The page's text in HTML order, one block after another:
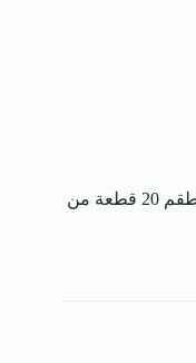
فلاتر فوهة صنبور المياه (مهويات خلاط) – طقم 20 قطعة من